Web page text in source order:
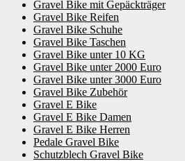
Gravel Bike mit Gepäckträger
Gravel Bike Reifen
Gravel Bike Schuhe
Gravel Bike Taschen
Gravel Bike unter 10 KG
Gravel Bike unter 2000 Euro
Gravel Bike unter 3000 Euro
Gravel Bike Zubehör
Gravel E Bike
Gravel E Bike Damen
Gravel E Bike Herren
Pedale Gravel Bike
Schutzblech Gravel Bike